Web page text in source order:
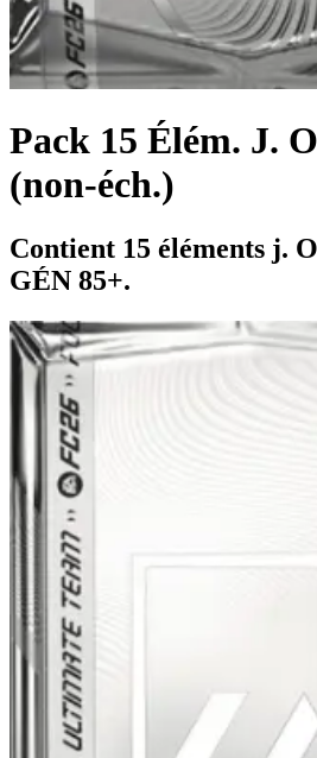
Pack 15 Élém. J.
(non-éch.)
Contient 15 éléments j.
GÉN 85+.